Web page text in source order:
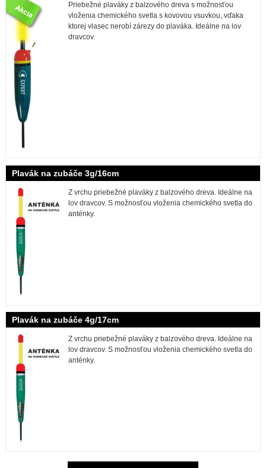
Priebežné plaváky z balzového dreva s možnosťou
vloženia chemického svetla s kovovou vsuvkou, vďaka
ktorej vlasec nerobí zárezy do plaváka. Ideálne na lov
dravcov.
Plavák na zubáče 3g/16cm
Z vrchu priebežné plaváky z balzového dreva. Ideálne na
lov dravcov. S možnosťou vloženia chemického svetla do
anténky.
Plavák na zubáče 4g/17cm
Z vrchu priebežné plaváky z balzového dreva. Ideálne na
lov dravcov. S možnosťou vloženia chemického svetla do
anténky.